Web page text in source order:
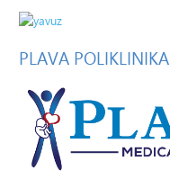
PLAVA POLIKLINIKA